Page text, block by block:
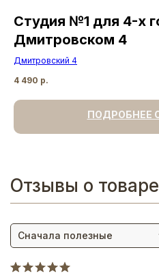
Студия №1 для 4-х
Дмитровском 4
Дмитровский 4
4 490 р.
ПОДРОБНЕЕ
Отзывы о товаре
Сначала полезные